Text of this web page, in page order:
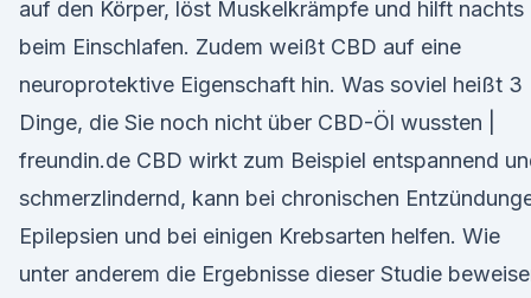
auf den Körper, löst Muskelkrämpfe und hilft nachts
beim Einschlafen. Zudem weißt CBD auf eine
neuroprotektive Eigenschaft hin. Was soviel heißt 3
Dinge, die Sie noch nicht über CBD-Öl wussten |
freundin.de CBD wirkt zum Beispiel entspannend
schmerzlindernd, kann bei chronischen
Epilepsien und bei einigen Krebsarten helfen. Wie
unter anderem die Ergebnisse dieser Studie